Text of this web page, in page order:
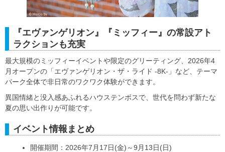
『エヴァンゲリオン』『ミッフィー』の常設アト
ラクションも充実
最大規模のミッフィーイベントや限定のグリーティング、2026年4
月オープンの「エヴァンゲリオン・ザ・ライド -8K-」など、テーマ
パーク全体で非日常のワクワク体験ができます。
異国情緒と没入感あふれるハウステンボスで、世代を問わず新たな
夏の思い出作りが可能です。
イベント情報まとめ
開催期間：2026年7月17日(金)～9月13日(日)